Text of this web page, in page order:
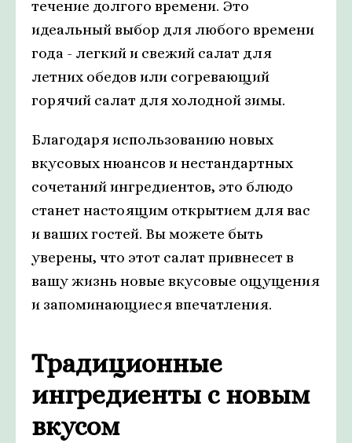
течение долгого времени. Это
идеальный выбор для любого времени
года - легкий и свежий салат для
летних обедов или согревающий
горячий салат для холодной зимы.
Благодаря использованию новых
вкусовых нюансов и нестандартных
сочетаний ингредиентов, это блюдо
станет настоящим открытием для вас
и ваших гостей. Вы можете быть
уверены, что этот салат привнесет в
вашу жизнь новые вкусовые ощущения
и запоминающиеся впечатления.
Традиционные
ингредиенты с новым
вкусом